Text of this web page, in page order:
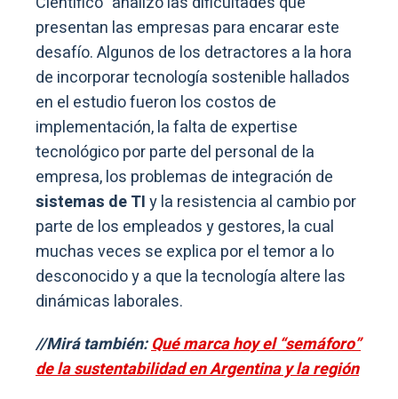
presentan las empresas para encarar este
desafío. Algunos de los detractores a la hora
de incorporar tecnología sostenible hallados
en el estudio fueron los costos de
implementación, la falta de expertise
tecnológico por parte del personal de la
empresa, los problemas de integración de
sistemas de TIy la resistencia al cambio por
parte de los empleados y gestores, la cual
muchas veces se explica por el temor a lo
desconocido y a que la tecnología altere las
dinámicas laborales.
//Mirá también:Qué marca hoy el “semáforo”
de la sustentabilidad en Argentina y la región